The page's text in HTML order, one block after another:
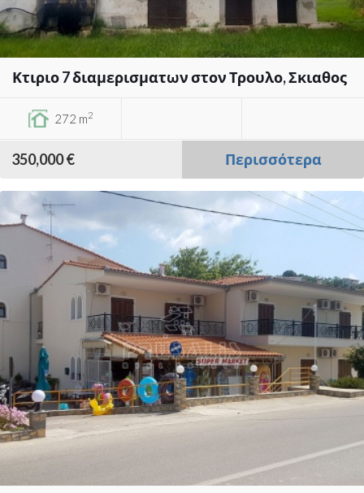
Κτιριο 7 διαμερισματων στον Τρουλο, Σκιαθος
272 m2
350,000 € Περισσότερα